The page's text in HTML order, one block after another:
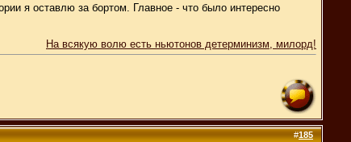
я оставлю за бортом. Главное - что было интересно
На всякую волю есть ньютонов детерминизм, милорд!
#185